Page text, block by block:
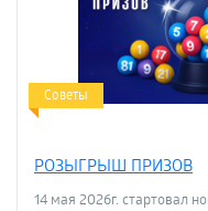
Советы
РОЗЫГРЫШ ПРИЗОВ
14 мая 2026г. стартовал